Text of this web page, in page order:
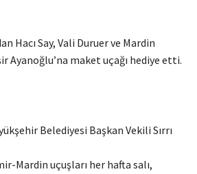
Hacı Say, Vali Duruer ve Mardin
Ayanoğlu’na maket uçağı hediye etti.
Belediyesi Başkan Vekili Sırrı
Mardin uçuşları her hafta salı,